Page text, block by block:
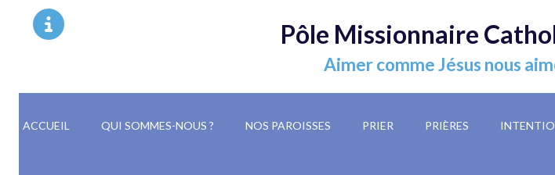
Pôle Missionnaire
Aimer comme Jésus nous
ACCUEIL QUI SOMMES-NOUS ? NOS PAROISSES PRIER PRIÈRES